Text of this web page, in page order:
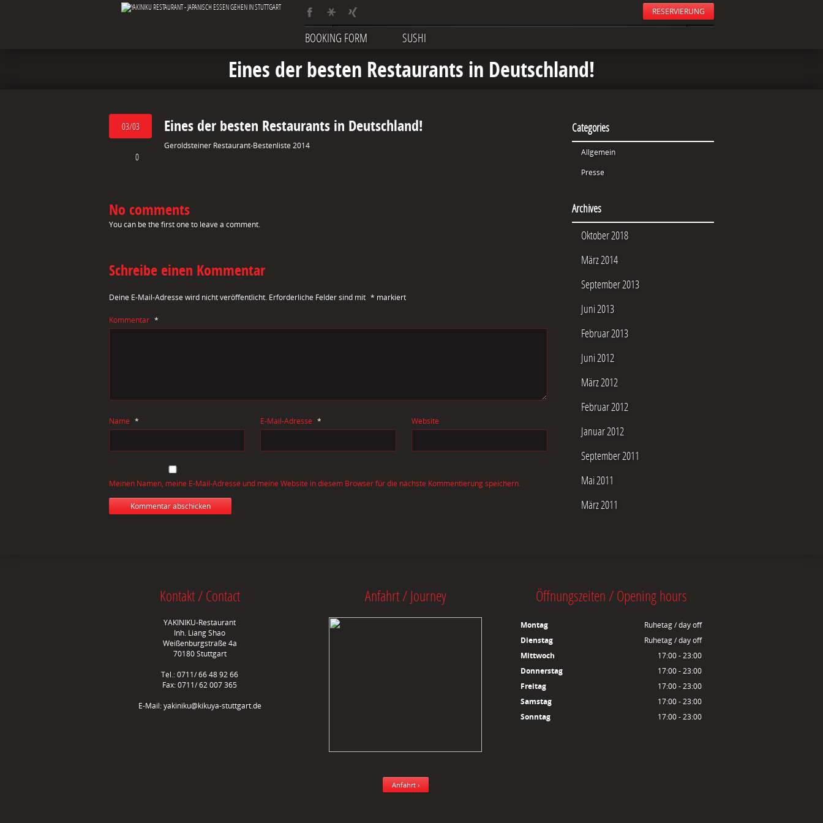
RESERVIERUNG
BOOKING FORM SUSHI
Eines der besten Restaurants in Deutschland!
03/03
0
Eines der besten Restaurants in Deutschland!
Geroldsteiner Restaurant-Bestenliste 2014
No comments
You can be the first one to leave a comment.
Schreibe einen Kommentar
Deine E-Mail-Adresse wird nicht veröffentlicht. Erforderliche Felder sind mit * markiert
Kommentar *
Name * E-Mail-Adresse * Website
Meinen Namen, meine E-Mail-Adresse und meine Website in diesem Browser für die nächste Kommentierung speichern.
Categories
Allgemein
Presse
Archives
Oktober 2018
März 2014
September 2013
Juni 2013
Februar 2013
Juni 2012
März 2012
Februar 2012
Januar 2012
September 2011
Mai 2011
März 2011
Kontakt / Contact
YAKINIKU-Restaurant
Inh. Liang Shao
Weißenburgstraße 4a
70180 Stuttgart
Tel.: 0711/ 66 48 92 66
Fax: 0711/ 62 007 365
E-Mail:yakiniku@kikuya-stuttgart.de
Anfahrt / Journey
Anfahrt ›
Öffnungszeiten / Opening hours
Montag
Ruhetag / day off
Dienstag
Ruhetag / day off
Mittwoch
17:00 - 23:00
Donnerstag
17:00 - 23:00
Freitag
17:00 - 23:00
Samstag
17:00 - 23:00
Sonntag
17:00 - 23:00